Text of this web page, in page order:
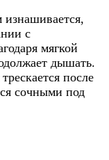
с
мягкой
дышать.
после
сочными под